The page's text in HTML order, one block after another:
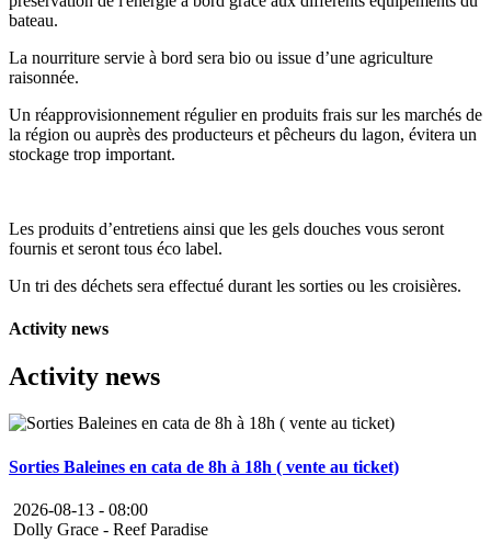
bateau.
La nourriture servie à bord sera bio ou issue d’une agriculture
raisonnée.
Un réapprovisionnement régulier en produits frais sur les marchés de
la région ou auprès des producteurs et pêcheurs du lagon, évitera un
stockage trop important.
Les produits d’entretiens ainsi que les gels douches vous seront
fournis et seront tous éco label.
Un tri des déchets sera effectué durant les sorties ou les croisières.
Activity news
Activity news
Sorties Baleines en cata de 8h à 18h ( vente au ticket)
2026-08-13 - 08:00
Dolly Grace - Reef Paradise